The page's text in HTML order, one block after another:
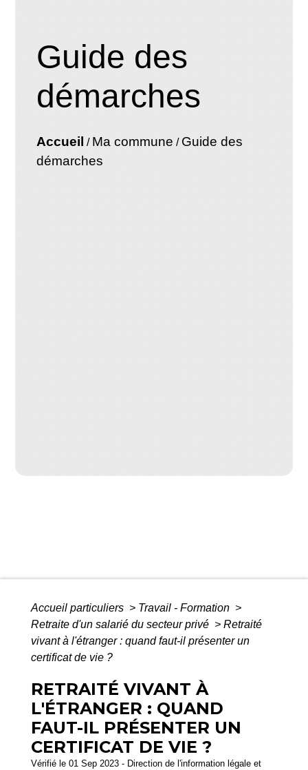
Guide des
démarches
Accueil / Ma commune / Guide des
démarches
Accueil particuliers > Travail - Formation >
Retraite d'un salarié du secteur privé > Retraité
vivant à l'étranger : quand faut-il présenter un
certificat de vie ?
RETRAITÉ VIVANT À
L'ÉTRANGER : QUAND
FAUT-IL PRÉSENTER UN
CERTIFICAT DE VIE ?
Vérifié le 01 Sep 2023 - Direction de l'information légale et